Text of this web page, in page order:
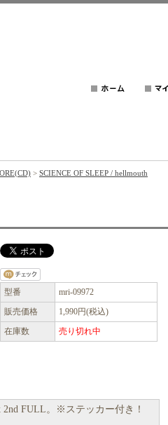
> SCIENCE OF SLEEP / hellmouth
型番
mri-09972
販売価格
1,990円(税込)
在庫数
売り切れ中
2nd FULL。※ステッカー付き！